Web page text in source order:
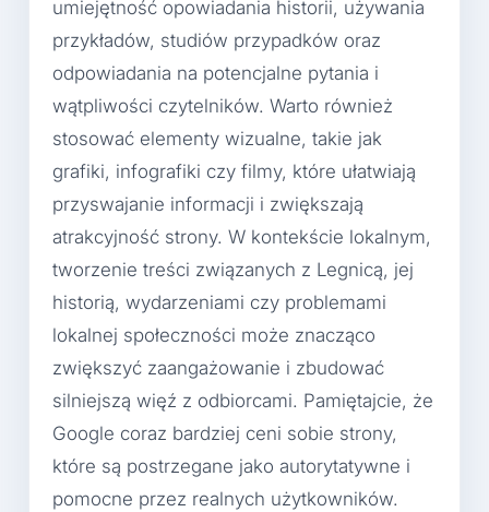
umiejętność opowiadania historii, używania
przykładów, studiów przypadków oraz
odpowiadania na potencjalne pytania i
wątpliwości czytelników. Warto również
stosować elementy wizualne, takie jak
grafiki, infografiki czy filmy, które ułatwiają
przyswajanie informacji i zwiększają
atrakcyjność strony. W kontekście lokalnym,
tworzenie treści związanych z Legnicą, jej
historią, wydarzeniami czy problemami
lokalnej społeczności może znacząco
zwiększyć zaangażowanie i zbudować
silniejszą więź z odbiorcami. Pamiętajcie, że
Google coraz bardziej ceni sobie strony,
które są postrzegane jako autorytatywne i
pomocne przez realnych użytkowników.